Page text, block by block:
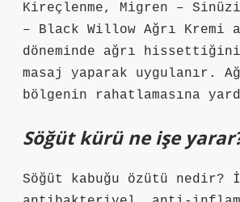
Kireçlenme, Migren –
– Black Willow Ağrı Kremi
döneminde ağrı
masaj yaparak uygulanır.
bölgenin rahatlamasına
Söğüt kürü ne işe
Söğüt kabuğu özütü nedir?